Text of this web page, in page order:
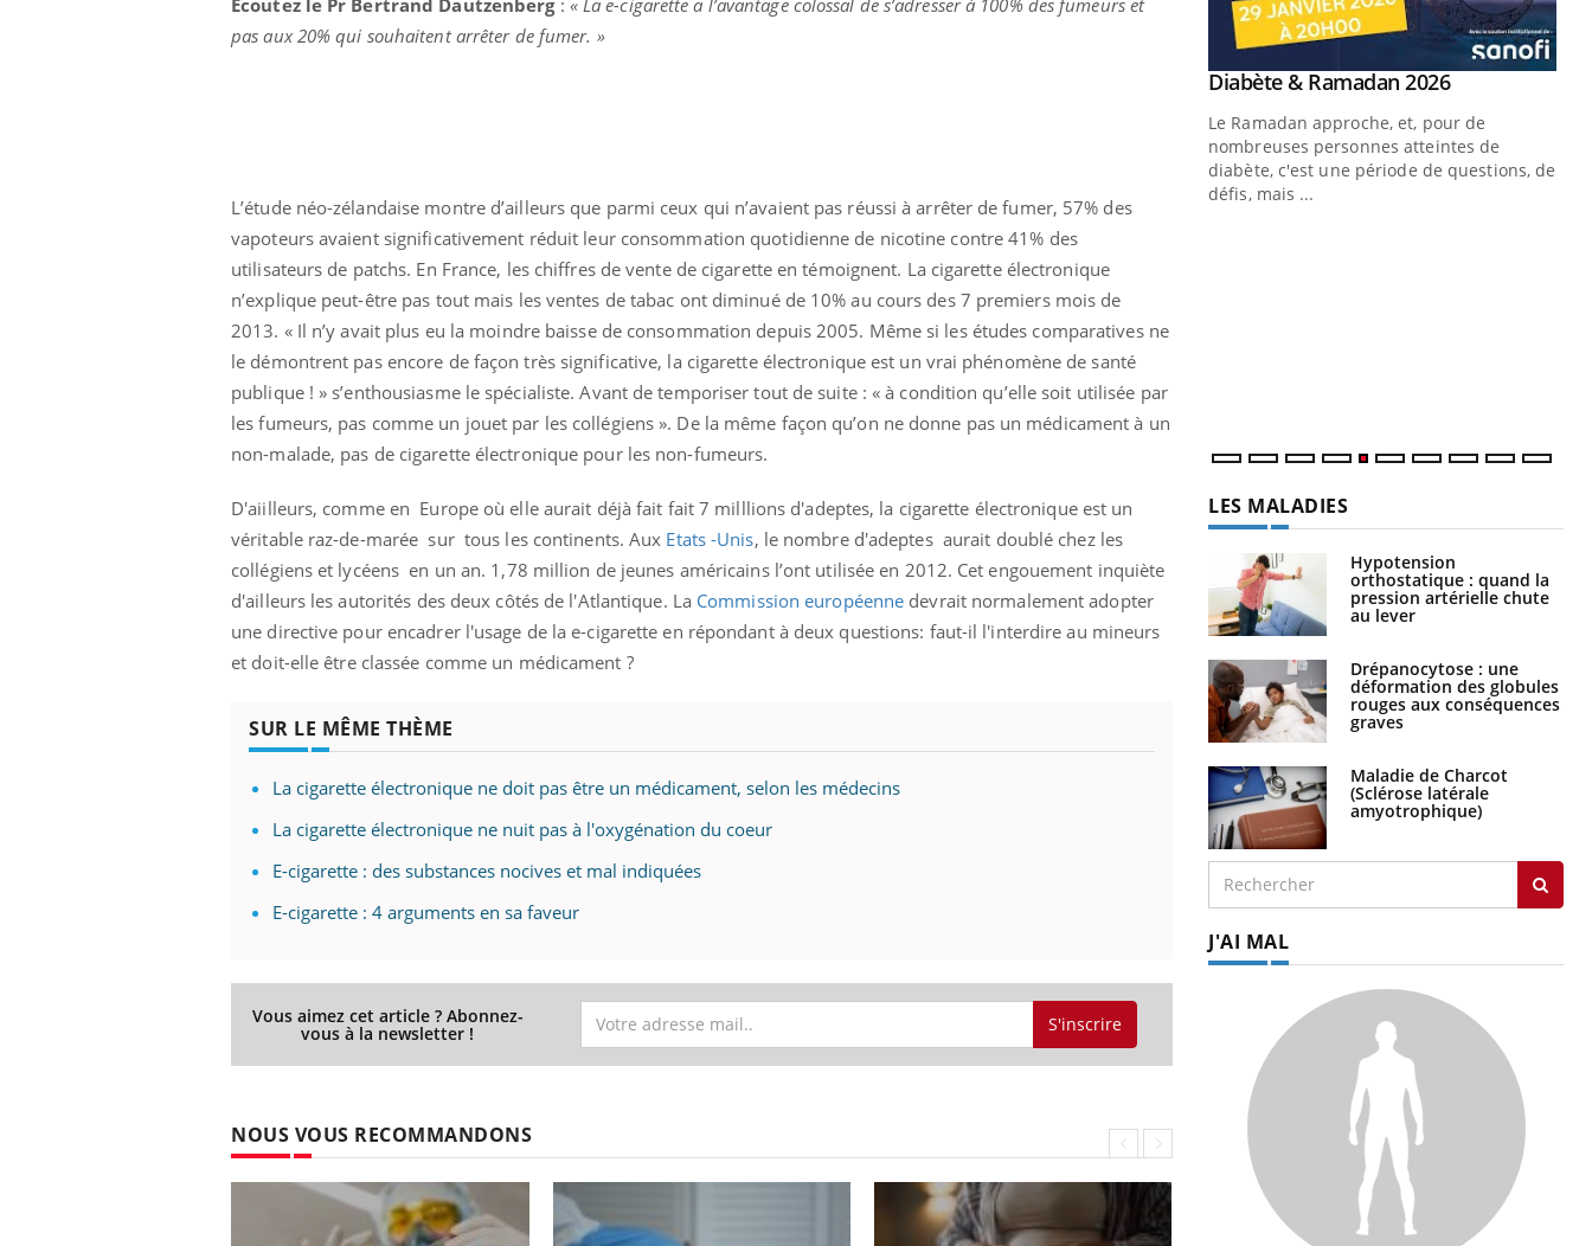
pas aux 20% qui souhaitent arrêter de fumer. »
L’étude néo-zélandaise montre d’ailleurs que parmi ceux qui n’avaient pas réussi à arrêter de fumer, 57% des
vapoteurs avaient significativement réduit leur consommation quotidienne de nicotine contre 41% des
utilisateurs de patchs. En France, les chiffres de vente de cigarette en témoignent. La cigarette électronique
n’explique peut-être pas tout mais les ventes de tabac ont diminué de 10% au cours des 7 premiers mois de
2013. « Il n’y avait plus eu la moindre baisse de consommation depuis 2005. Même si les études comparatives ne
le démontrent pas encore de façon très significative, la cigarette électronique est un vrai phénomène de santé
publique ! » s’enthousiasme le spécialiste. Avant de temporiser tout de suite : « à condition qu’elle soit utilisée par
les fumeurs, pas comme un jouet par les collégiens ». De la même façon qu’on ne donne pas un médicament à un
non-malade, pas de cigarette électronique pour les non-fumeurs.
D'aiilleurs, comme en Europe où elle aurait déjà fait fait 7 milllions d'adeptes, la cigarette électronique est un
véritable raz-de-marée sur tous les continents. Aux Etats -Unis, le nombre d'adeptes aurait doublé chez les
collégiens et lycéens en un an. 1,78 million de jeunes américains l’ont utilisée en 2012. Cet engouement inquiète
d'ailleurs les autorités des deux côtés de l'Atlantique. La Commission européenne devrait normalement adopter
une directive pour encadrer l'usage de la e-cigarette en répondant à deux questions: faut-il l'interdire au mineurs
et doit-elle être classée comme un médicament ?
SUR LE MÊME THÈME
La cigarette électronique ne doit pas être un médicament, selon les médecins
La cigarette électronique ne nuit pas à l'oxygénation du coeur
E-cigarette : des substances nocives et mal indiquées
E-cigarette : 4 arguments en sa faveur
Vous aimez cet article ? Abonnez-
vous à la newsletter ! S'inscrire
NOUS VOUS RECOMMANDONS
sont ...
Youtube
Diabète & Ramadan 2026Youtube
Le Ramadan approche, et, pour de
nombreuses personnes atteintes de
diabète, c'est une période de questions, de
défis, mais ...
LES MALADIES
Hypotension
orthostatique : quand la
pression artérielle chute
au lever
Drépanocytose : une
déformation des globules
rouges aux conséquences
graves
Maladie de Charcot
(Sclérose latérale
amyotrophique)
J'AI MAL